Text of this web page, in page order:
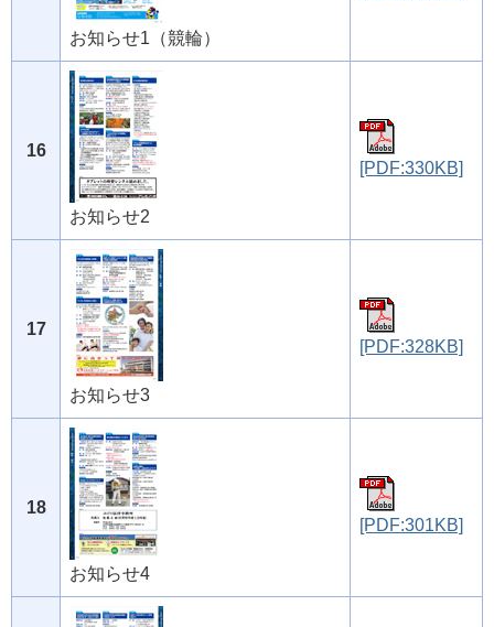
お知らせ1（競輪）
16
お知らせ2
[PDF:330KB]
17
お知らせ3
[PDF:328KB]
18
お知らせ4
[PDF:301KB]